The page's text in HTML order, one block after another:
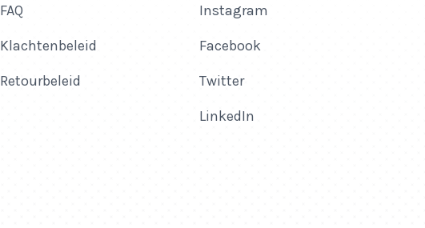
FAQ
Klachtenbeleid
Retourbeleid
Instagram
Facebook
Twitter
LinkedIn